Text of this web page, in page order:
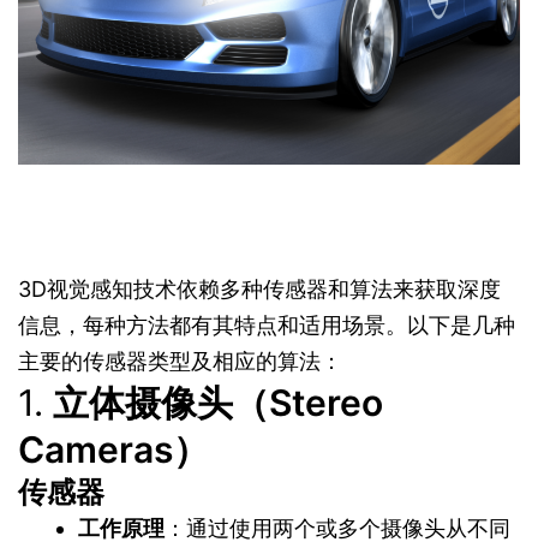
3D视觉感知技术依赖多种传感器和算法来获取深度
信息，每种方法都有其特点和适用场景。以下是几种
主要的传感器类型及相应的算法：
1. 立体摄像头（Stereo
Cameras）
传感器
工作原理 ：通过使用两个或多个摄像头从不同